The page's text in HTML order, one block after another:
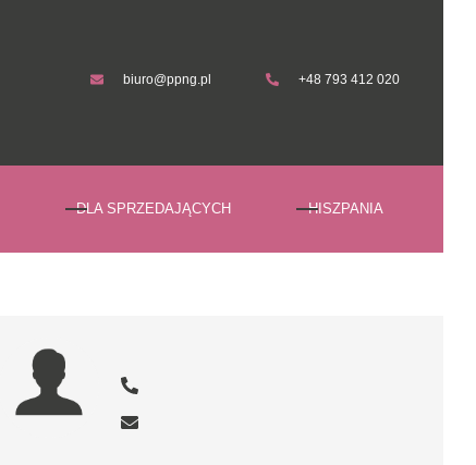
biuro@ppng.pl +48 793 412 020
DLA SPRZEDAJĄCYCH HISZPANIA